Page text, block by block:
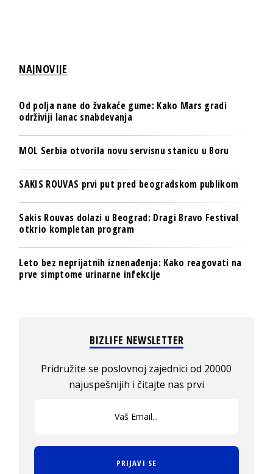
NAJNOVIJE
Od polja nane do žvakaće gume: Kako Mars gradi
održiviji lanac snabdevanja
MOL Serbia otvorila novu servisnu stanicu u Boru
SAKIS ROUVAS prvi put pred beogradskom publikom
Sakis Rouvas dolazi u Beograd: Dragi Bravo Festival
otkrio kompletan program
Leto bez neprijatnih iznenađenja: Kako reagovati na
prve simptome urinarne infekcije
BIZLIFE NEWSLETTER
Pridružite se poslovnoj zajednici od 20000
najuspešnijih i čitajte nas prvi
PRIJAVI SE